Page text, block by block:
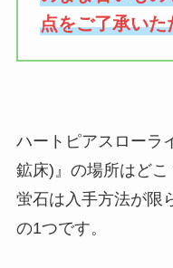
点をご了承いた
ハートピアスローラ
鉱床)』の場所はどこ
蛍石は入手方法が限
の1つです。